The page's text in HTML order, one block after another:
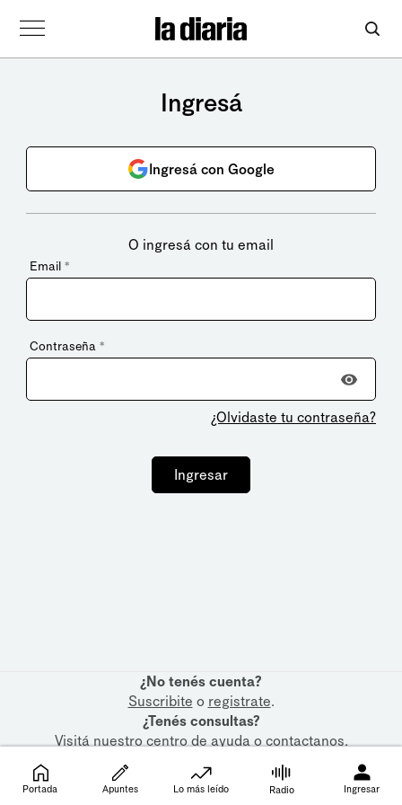
Ingresá
Ingresá con Google
O ingresá con tu email
Email *
Contraseña *
¿Olvidaste tu contraseña?
Ingresar
¿No tenés cuenta?
Suscribite o registrate.
¿Tenés consultas?
Visitá nuestrocentro de ayudaocontactanos.
Portada Apuntes Lo más leído Radio Ingresar